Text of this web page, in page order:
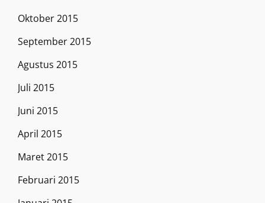
Oktober 2015
September 2015
Agustus 2015
Juli 2015
Juni 2015
April 2015
Maret 2015
Februari 2015